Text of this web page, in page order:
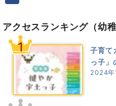
アクセスランキング （幼
1
子育て
っ子」
2024年